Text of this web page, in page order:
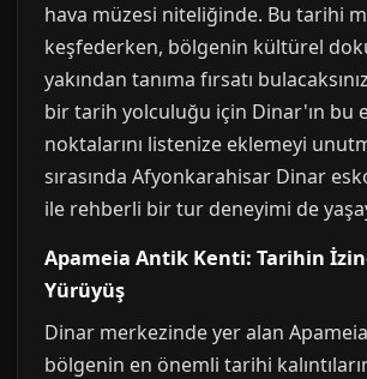
hava müzesi niteliğinde. Bu tarihi
keşfederken, bölgenin kültürel
yakından tanıma fırsatı
bir tarih yolculuğu için Dinar'ın bu
noktalarını listenize eklemeyi
sırasında Afyonkarahisar Dinar
ile rehberli bir tur deneyimi de
Apameia Antik Kenti: Tarihin
Yürüyüş
Dinar merkezinde yer alan
bölgenin en önemli tarihi